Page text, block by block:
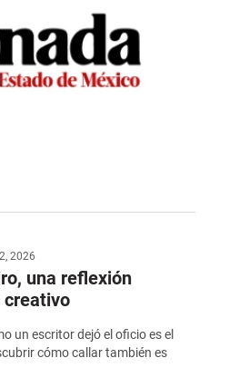
2026
una reflexión
creativo
un escritor dejó el oficio es el
cómo callar también es